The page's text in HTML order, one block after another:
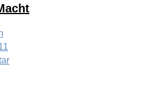
zu
Die